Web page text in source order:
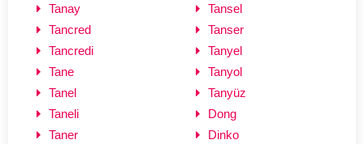
Tanay
Tancred
Tancredi
Tane
Tanel
Taneli
Taner
Tansel
Tanser
Tanyel
Tanyol
Tanyüz
Dong
Dinko